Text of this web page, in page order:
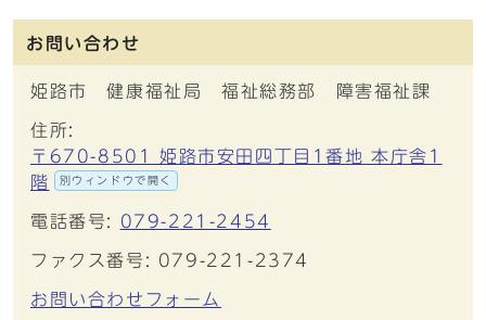
お問い合わせ
姫路市 健康福祉局 福祉総務部 障害福祉課
住所:
〒670-8501 姫路市安田四丁目1番地 本庁舎1
階
別ウィンドウで開く
電話番号: 079-221-2454
ファクス番号: 079-221-2374
お問い合わせフォーム